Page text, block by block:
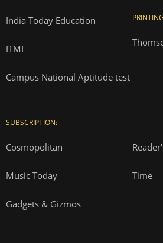
India Today Education
ITMI
Campus National Aptitude test
SUBSCRIPTION:
Cosmopolitan
Music Today Time
Gadgets & Gizmos